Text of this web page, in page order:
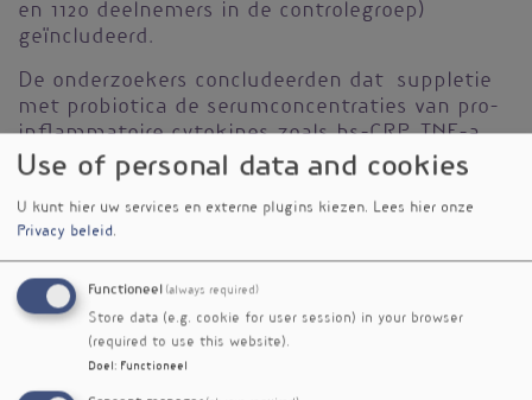
en 1120 deelnemers in de controlegroep)
geïncludeerd.
De onderzoekers concludeerden dat suppletie
met probiotica de serumconcentraties van pro-
inflammatoire cytokines zoals hs-CRP, TNF-a,
IL-6, IL-12 en IL-4 significant verlaagde.
Probiotica hadden geen invloed op IL-1B, IL-8,
IFN-g en IL-17-concentraties. Tenslotte stelden
de onderzoekers een significante toename vast
van IL-10-concentraties (een anti-inflammatoire
cytokine) vast.
Referenties
Milajerdi, A, et al. The effect of probiotics on
Use of personal data and cookies
U kunt hier uw services en externe plugins kiezen. Lees hier onze
Privacy beleid.
Functioneel (always required)
Store data (e.g. cookie for user session) in your browser
(required to use this website).
Doel : Functioneel